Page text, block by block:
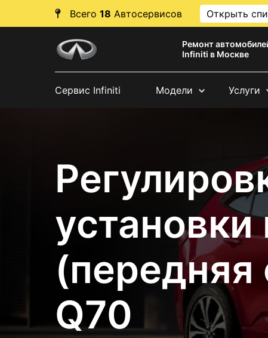
Всего 18 Автосервисов Открыть
Ремонт
Infiniti в Москве
Сервис Infiniti Модели Услуги
установки
Q70